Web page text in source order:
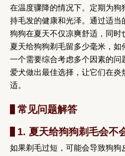
在温度骤降的情况下。定期为狗
持毛发的健康和光泽。通过适当
狗狗在夏天不仅凉爽舒适，同时
夏天给狗狗剃毛留多少毫米，如
一个需要综合考虑多个因素的问
爱犬做出最佳选择，让它们在炎
适。
常见问题解答
1. 夏天给狗狗剃毛会不
如果剃毛过短，可能会导致狗狗